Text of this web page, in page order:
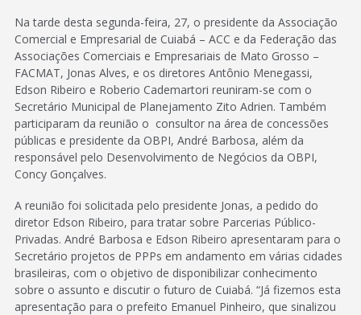
Na tarde desta segunda-feira, 27, o presidente da Associação
Comercial e Empresarial de Cuiabá – ACC e da Federação das
Associações Comerciais e Empresariais de Mato Grosso –
FACMAT, Jonas Alves, e os diretores Antônio Menegassi,
Edson Ribeiro e Roberio Cademartori reuniram-se com o
Secretário Municipal de Planejamento Zito Adrien. Também
participaram da reunião o consultor na área de concessões
públicas e presidente da OBPI, André Barbosa, além da
responsável pelo Desenvolvimento de Negócios da OBPI,
Concy Gonçalves.
A reunião foi solicitada pelo presidente Jonas, a pedido do
diretor Edson Ribeiro, para tratar sobre Parcerias Público-
Privadas. André Barbosa e Edson Ribeiro apresentaram para o
Secretário projetos de PPPs em andamento em várias cidades
brasileiras, com o objetivo de disponibilizar conhecimento
sobre o assunto e discutir o futuro de Cuiabá. “Já fizemos esta
apresentação para o prefeito Emanuel Pinheiro, que sinalizou